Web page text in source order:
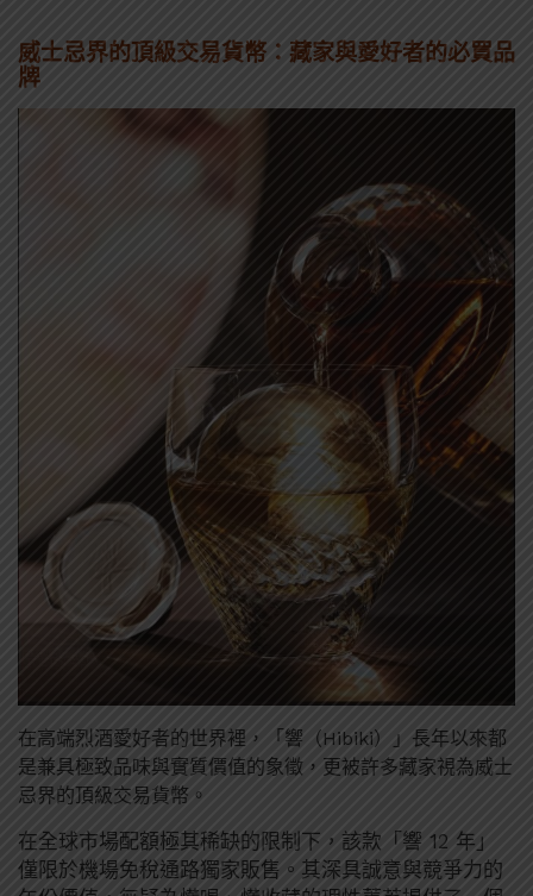
威士忌界的頂級交易貨幣：藏家與愛好者的必買品
牌
在高端烈酒愛好者的世界裡，「響（Hibiki）」長年以來都
是兼具極致品味與實質價值的象徵，更被許多藏家視為威士
忌界的頂級交易貨幣。
在全球市場配額極其稀缺的限制下，該款「響 12 年」
僅限於機場免稅通路獨家販售。其深具誠意與競爭力的